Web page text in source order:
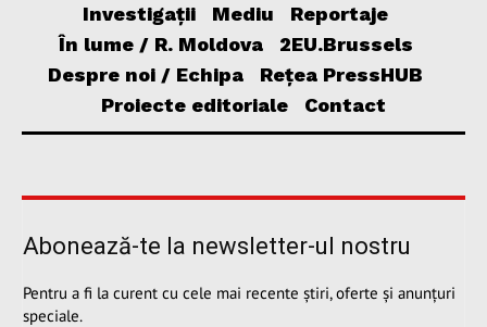
Investigații
Mediu
Reportaje
În lume / R. Moldova
2EU.Brussels
Despre noi / Echipa
Rețea PressHUB
Proiecte editoriale
Contact
Abonează-te la newsletter-ul nostru
Pentru a fi la curent cu cele mai recente știri, oferte și anunțuri
speciale.